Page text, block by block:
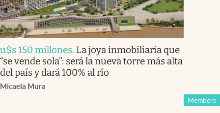
u$s 150 millones. La joya inmobiliaria que
“se vende sola”: será la nueva torre más alta
del país y dará 100% al río
Micaela Mura
Members